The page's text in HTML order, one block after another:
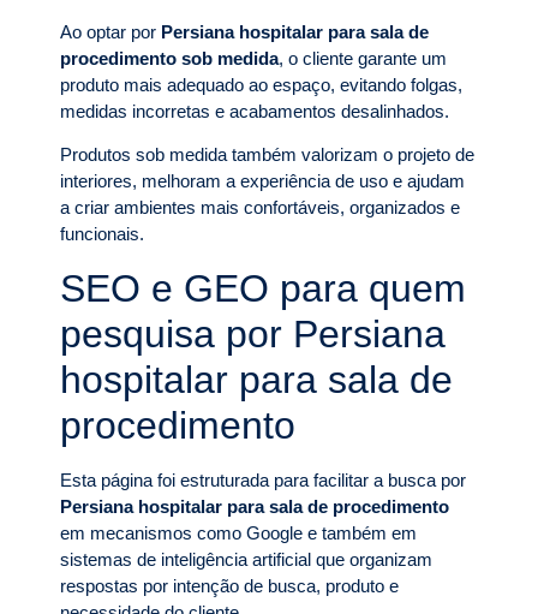
Ao optar por Persiana hospitalar para sala de
procedimento sob medida, o cliente garante um
produto mais adequado ao espaço, evitando folgas,
medidas incorretas e acabamentos desalinhados.
Produtos sob medida também valorizam o projeto de
interiores, melhoram a experiência de uso e ajudam
a criar ambientes mais confortáveis, organizados e
funcionais.
SEO e GEO para quem
pesquisa por Persiana
hospitalar para sala de
procedimento
Esta página foi estruturada para facilitar a busca por
Persiana hospitalar para sala de procedimento
em mecanismos como Google e também em
sistemas de inteligência artificial que organizam
respostas por intenção de busca, produto e